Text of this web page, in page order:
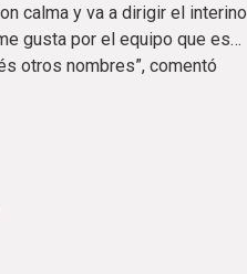
calma y va a dirigir el interino
gusta por el equipo que es…
otros nombres”, comentó